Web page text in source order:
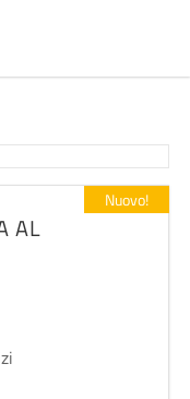
AL
Nuovo!